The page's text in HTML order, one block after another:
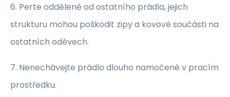
6. Perte odděleně od ostatního prádla, jejich
strukturu mohou poškodit zipy a kovové součásti na
ostatních oděvech.
7. Nenechávejte prádlo dlouho namočené v pracím
prostředku.